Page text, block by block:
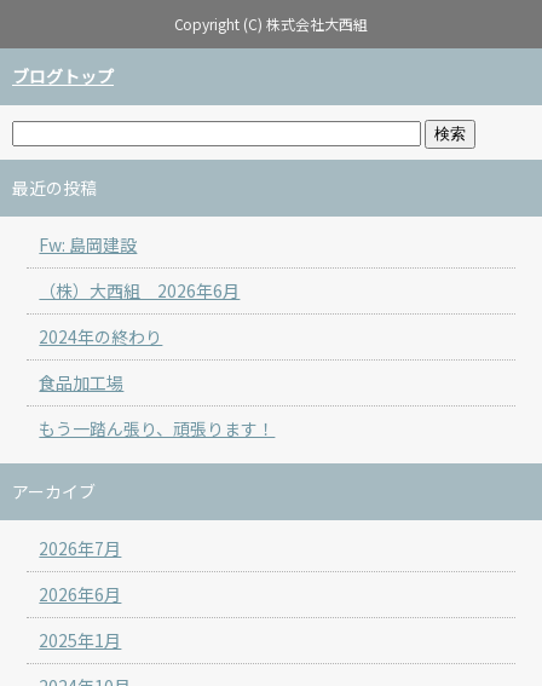
Copyright (C) 株式会社大西組
ブログトップ
最近の投稿
Fw: 島岡建設
（株）大西組 2026年6月
2024年の終わり
食品加工場
もう一踏ん張り、頑張ります！
アーカイブ
2026年7月
2026年6月
2025年1月